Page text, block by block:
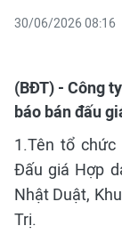
30/06/2026 08:16
(BĐT) - Công
báo bán đấu
1.Tên tổ
Đấu giá Hợp
Nhật Duật,
Trị.